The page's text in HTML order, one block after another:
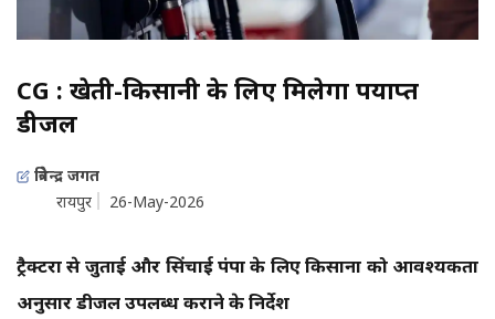
CG : खेती-किसानी के लिए मिलेगा पर्याप्त
डीजल
त्रिवेन्द्र जगत
रायपुर
26-May-2026
ट्रैक्टरों से जुताई और सिंचाई पंपों के लिए किसानों को आवश्यकता
अनुसार डीजल उपलब्ध कराने के निर्देश